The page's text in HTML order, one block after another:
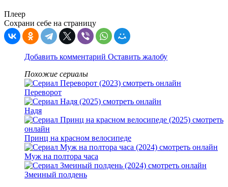
Плеер
Сохрани себе на страницу
Добавить комментарий Оставить жалобу
Похожие сериалы
Переворот
Надя
Принц на красном велосипеде
Муж на полтора часа
Змеиный полдень